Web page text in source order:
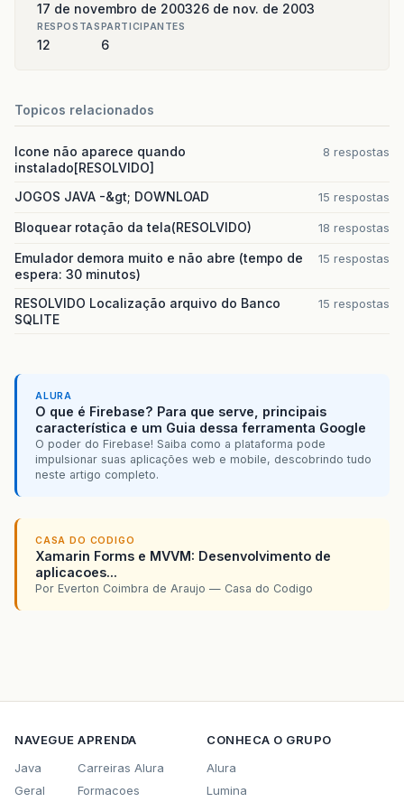
17 de novembro de 200326 de nov. de 2003
RESPOSTAS
12
PARTICIPANTES
6
Topicos relacionados
Icone não aparece quando
instalado[RESOLVIDO]
8 respostas
JOGOS JAVA -&gt; DOWNLOAD 15 respostas
Bloquear rotação da tela(RESOLVIDO) 18 respostas
Emulador demora muito e não abre (tempo de
espera: 30 minutos)
15 respostas
RESOLVIDO Localização arquivo do Banco
SQLITE
15 respostas
ALURA
O que é Firebase? Para que serve, principais
característica e um Guia dessa ferramenta Google
O poder do Firebase! Saiba como a plataforma pode
impulsionar suas aplicações web e mobile, descobrindo tudo
neste artigo completo.
CASA DO CODIGO
Xamarin Forms e MVVM: Desenvolvimento de
aplicacoes...
Por Everton Coimbra de Araujo — Casa do Codigo
NAVEGUE
Java
Geral
APRENDA
Carreiras Alura
Formacoes
CONHECA O GRUPO
Alura
Lumina